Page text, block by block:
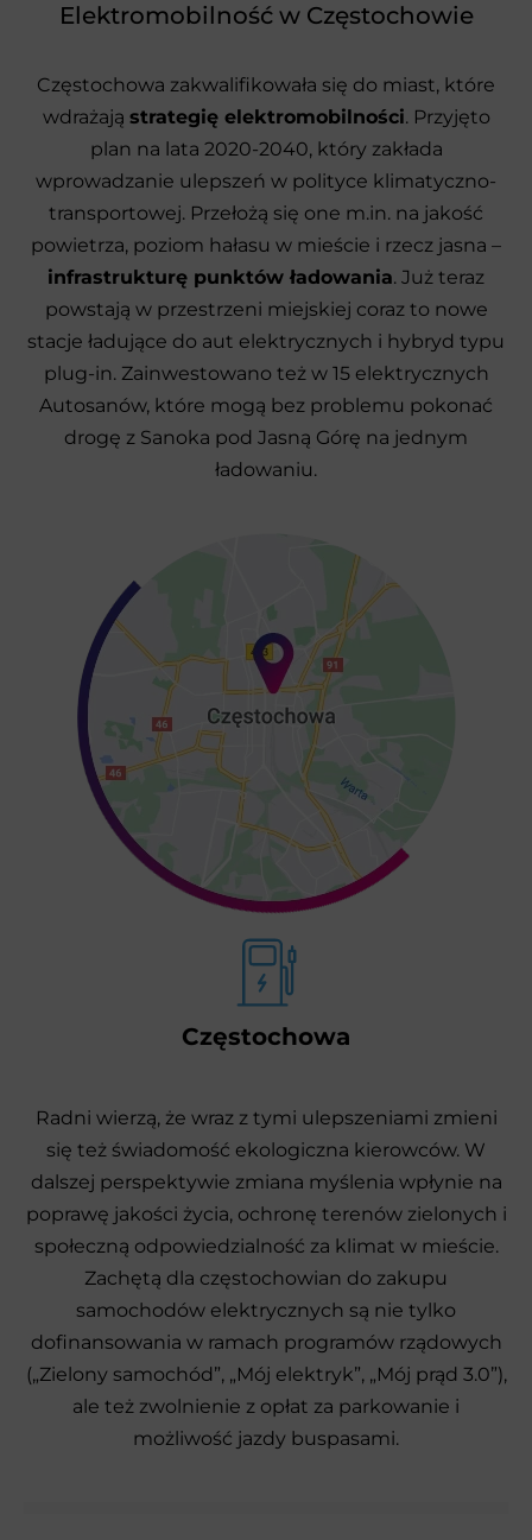
Częstochowa
Elektromobilność w Częstochowie
Częstochowa zakwalifikowała się do miast, które
wdrażają strategię elektromobilności. Przyjęto
plan na lata 2020-2040, który zakłada
wprowadzanie ulepszeń w polityce klimatyczno-
transportowej. Przełożą się one m.in. na jakość
powietrza, poziom hałasu w mieście i rzecz jasna –
infrastrukturę punktów ładowania. Już teraz
powstają w przestrzeni miejskiej coraz to nowe
stacje ładujące do aut elektrycznych i hybryd typu
plug-in. Zainwestowano też w 15 elektrycznych
Autosanów, które mogą bez problemu pokonać
drogę z Sanoka pod Jasną Górę na jednym
ładowaniu.
Radni wierzą, że wraz z tymi ulepszeniami zmieni
się też świadomość ekologiczna kierowców. W
dalszej perspektywie zmiana myślenia wpłynie na
poprawę jakości życia, ochronę terenów zielonych i
społeczną odpowiedzialność za klimat w mieście.
Zachętą dla częstochowian do zakupu
samochodów elektrycznych są nie tylko
dofinansowania w ramach programów rządowych
(„Zielony samochód”, „Mój elektryk”, „Mój prąd 3.0”),
ale też zwolnienie z opłat za parkowanie i
możliwość jazdy buspasami.